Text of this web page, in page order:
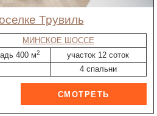
Трувиль
МИНСКОЕ ШОССЕ
400 м2
участок 12 соток
4 спальни